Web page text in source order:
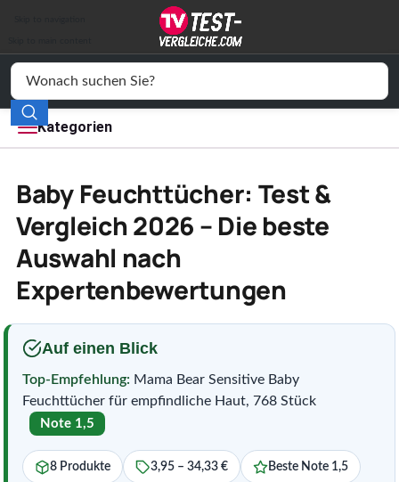
Kategorien
Elektronik
Freizeit
Wohnen
Service
Vergleichssiegel
Baby Feuchttücher: Test &
Vergleich 2026 – Die beste
Auswahl nach
Expertenbewertungen
Auf einen Blick
Top-Empfehlung: Mama Bear Sensitive Baby
Feuchttücher für empfindliche Haut, 768 Stück
Note 1,5
8 Produkte 3,95 – 34,33 € Beste Note 1,5